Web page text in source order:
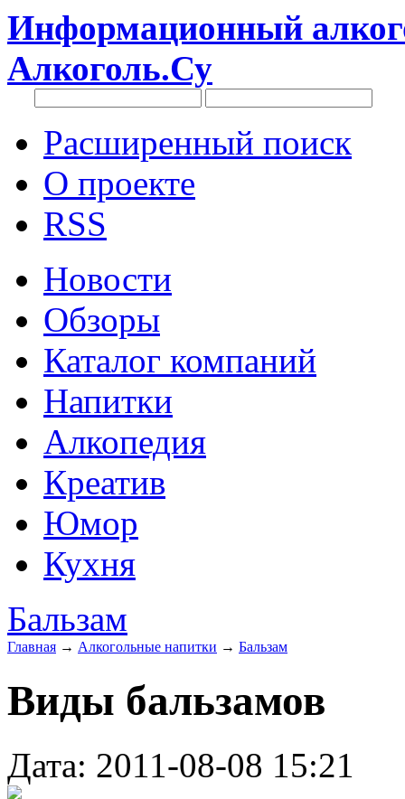
Информационный
Алкоголь.Су
Расширенный поиск
О проекте
RSS
Новости
Обзоры
Каталог компаний
Напитки
Алкопедия
Креатив
Юмор
Кухня
Бальзам
Главная → Алкогольные напитки → Бальзам
Виды бальзамов
Дата: 2011-08-08 15:21